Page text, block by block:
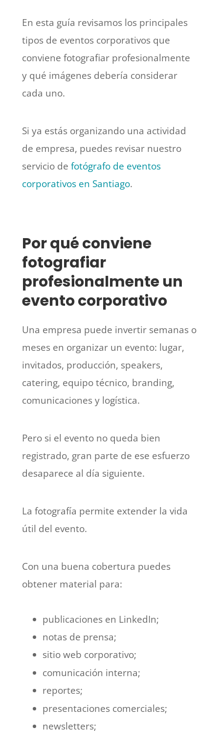
En esta guía revisamos los principales
tipos de eventos corporativos que
conviene fotografiar profesionalmente
y qué imágenes debería considerar
cada uno.
Si ya estás organizando una actividad
de empresa, puedes revisar nuestro
servicio de fotógrafo de eventos
corporativos en Santiago.
Por qué conviene
fotografiar
profesionalmente un
evento corporativo
Una empresa puede invertir semanas o
meses en organizar un evento: lugar,
invitados, producción, speakers,
catering, equipo técnico, branding,
comunicaciones y logística.
Pero si el evento no queda bien
registrado, gran parte de ese esfuerzo
desaparece al día siguiente.
La fotografía permite extender la vida
útil del evento.
Con una buena cobertura puedes
obtener material para:
publicaciones en LinkedIn;
notas de prensa;
sitio web corporativo;
comunicación interna;
reportes;
presentaciones comerciales;
newsletters;